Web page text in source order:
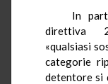
In
direttiva
«qualsiasi
categorie
detentore si